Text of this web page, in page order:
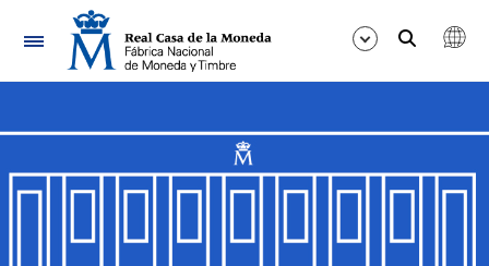
Navegación
Mostrar/Ocultar